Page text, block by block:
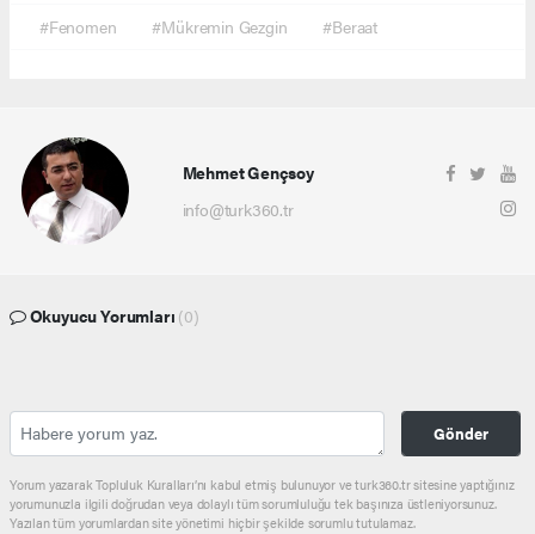
#Fenomen #Mükremin Gezgin #Beraat
Mehmet Gençsoy
info@turk360.tr
Okuyucu Yorumları (0)
Gönder
Yorum yazarak Topluluk Kuralları’nı kabul etmiş bulunuyor ve turk360.tr sitesine yaptığınız
yorumunuzla ilgili doğrudan veya dolaylı tüm sorumluluğu tek başınıza üstleniyorsunuz.
Yazılan tüm yorumlardan site yönetimi hiçbir şekilde sorumlu tutulamaz.